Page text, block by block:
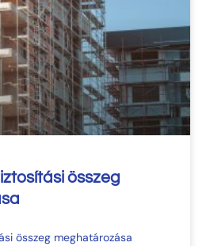
összeg
összeg meghatározása